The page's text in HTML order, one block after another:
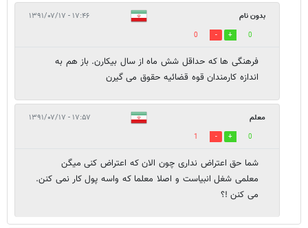
بدون نام ۱۷:۴۶ - ۱۳۹۱/۰۷/۱۷
0
0
فرهنگی ها که حداقل شش ماه از سال بیکارن. باز هم به
اندازه کارمندان قوه قضائیه حقوق می گیرن
معلم ۱۷:۵۷ - ۱۳۹۱/۰۷/۱۷
0
1
شما حق اعتراض نداری چون الان که اعتراض کنی میگن
معلمی شغل انبیاست و اصلا معلما که واسه پول کار نمی کنن.
می کنن !؟